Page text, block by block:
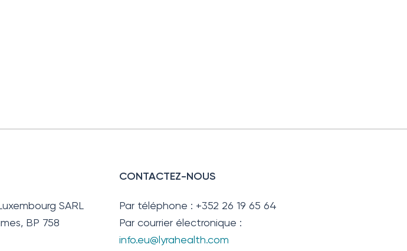
SARL
BP 758
CONTACTEZ-NOUS
Par téléphone : +352 26 19 65 64
Par courrier électronique :
info.eu@lyrahealth.com